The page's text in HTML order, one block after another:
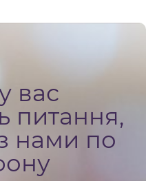
вас
питання,
з нами по